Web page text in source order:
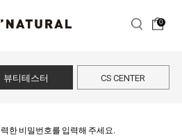
0
뷰티테스터 CS CENTER
한 비밀번호를 입력해 주세요.